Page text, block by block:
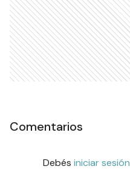
Comentarios
Debés iniciar sesión